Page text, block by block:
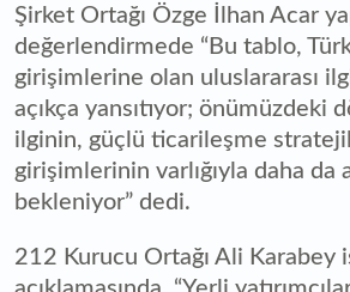
Şirket Ortağı Özge İlhan Acar
değerlendirmede “Bu tablo,
girişimlerine olan uluslararası
açıkça yansıtıyor; önümüzdeki
ilginin, güçlü ticarileşme
girişimlerinin varlığıyla daha da
bekleniyor” dedi.
212 Kurucu Ortağı Ali Karabey